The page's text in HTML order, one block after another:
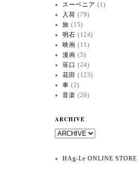
スーベニア (1)
入荷 (79)
旅 (15)
明石 (124)
映画 (11)
漫画 (5)
笹口 (24)
花田 (123)
車 (2)
音楽 (26)
ARCHIVE
HAg-Le ONLINE STORE